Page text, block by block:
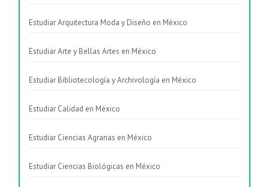
Estudiar Arquitectura Moda y Diseño en México
Estudiar Arte y Bellas Artes en México
Estudiar Bibliotecología y Archivología en México
Estudiar Calidad en México
Estudiar Ciencias Agrarias en México
Estudiar Ciencias Biológicas en México